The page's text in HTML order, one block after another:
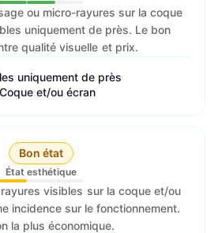
ou micro-rayures sur la coque
uniquement de près. Le bon
qualité visuelle et prix.
uniquement de près
Coque et/ou écran
Bon état
État esthétique
visibles sur la coque et/ou
incidence sur le fonctionnement.
la plus économique.